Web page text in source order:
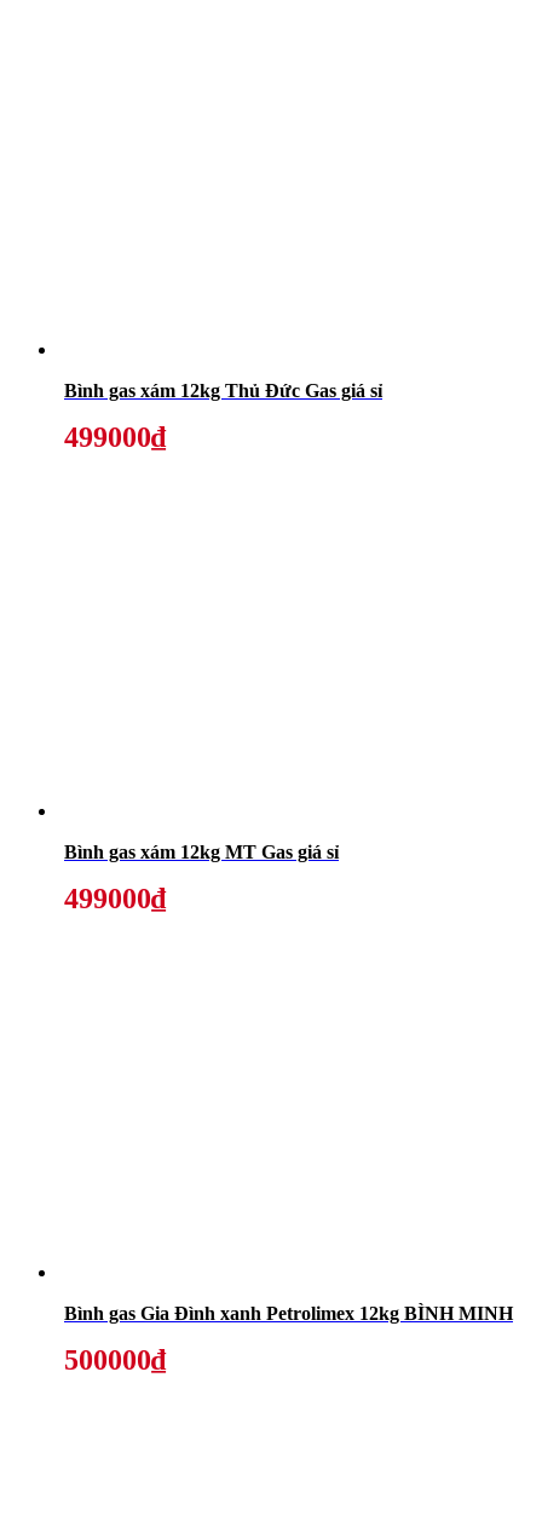
Bình gas xám 12kg Thủ Đức Gas giá sỉ
499000₫
Bình gas xám 12kg MT Gas giá sỉ
499000₫
Bình gas Gia Đình xanh Petrolimex 12kg BÌNH MINH
500000₫